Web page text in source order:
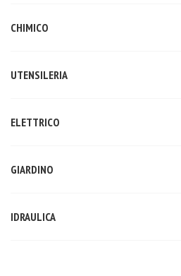
CHIMICO
UTENSILERIA
ELETTRICO
GIARDINO
IDRAULICA